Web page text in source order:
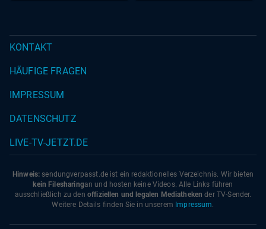
KONTAKT
HÄUFIGE FRAGEN
IMPRESSUM
DATENSCHUTZ
LIVE-TV-JETZT.DE
Hinweis: sendungverpasst.de ist ein redaktionelles Verzeichnis. Wir bieten
kein Filesharingan und hosten keine Videos. Alle Links führen
ausschließlich zu den offiziellen und legalen Mediatheken der TV-Sender.
Weitere Details finden Sie in unserem Impressum.